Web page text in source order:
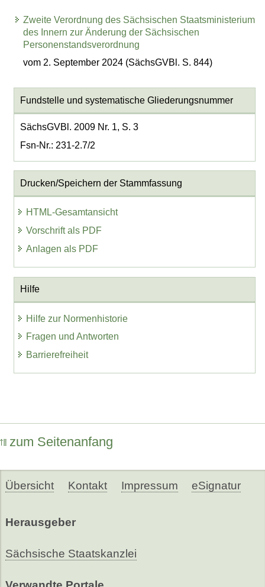
Zweite Verordnung des Sächsischen Staatsministerium
des Innern zur Änderung der Sächsischen
Personenstandsverordnung
vom 2. September 2024 (SächsGVBl. S. 844)
Fundstelle und systematische Gliederungsnummer
SächsGVBl. 2009 Nr. 1, S. 3
Fsn-Nr.: 231-2.7/2
Drucken/Speichern der Stammfassung
HTML-Gesamtansicht
Vorschrift als PDF
Anlagen als PDF
Hilfe
Hilfe zur Normenhistorie
Fragen und Antworten
Barrierefreiheit
zum Seitenanfang
Übersicht Kontakt Impressum eSignatur
Herausgeber
Sächsische Staatskanzlei